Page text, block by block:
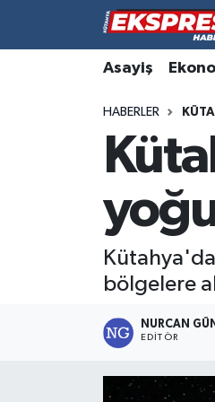
Asayiş
HABERLER
bölgelere
NURCAN
EDITÖR
Altıntaş
Aslanapa
Biyografiler
Çavdarhisar
Domaniç
Dumlupınar
Hava Durumu
Trafik Durumu
Süper Lig Puan
Tüm Manşetler
Son Dakika Haberleri